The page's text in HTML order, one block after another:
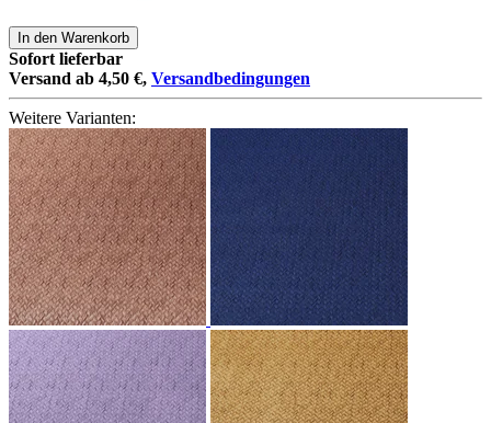
In den Warenkorb
Sofort lieferbar
Versand ab 4,50 €, Versandbedingungen
Weitere Varianten: